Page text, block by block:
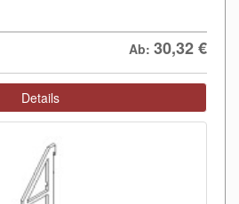
Ab: 30,32€
Details